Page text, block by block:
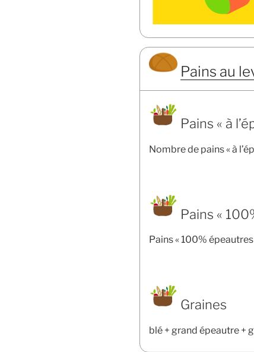
Pains au
Pains « à
Nombre de pains « à
Pains «
Pains « 100%
Graines
blé + grand épeautre +